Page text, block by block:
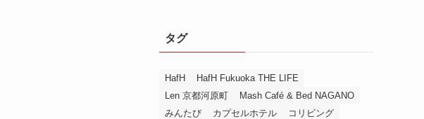
ー
か
探
す
タグ
HafH
HafH Fukuoka THE LIFE
Len 京都河原町
Mash Café & Bed NAGANO
みんたび
カプセルホテル
コリビング